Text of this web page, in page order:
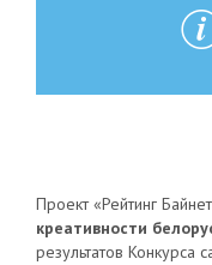
Проект «Рейтинг
креативности
результатов Конкурса